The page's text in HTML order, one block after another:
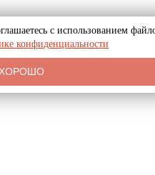
с использованием
конфиденциальности
ХОРОШО